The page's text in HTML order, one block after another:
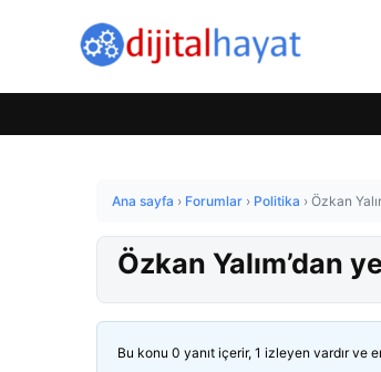
Ana sayfa › Forumlar › Politika › Özkan
Özkan Yalım’dan
Bu konu 0 yanıt içerir, 1 izleyen vardır ve